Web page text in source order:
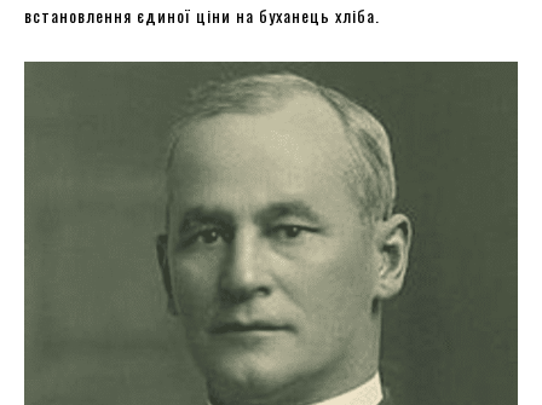
встановлення єдиної ціни на буханець хліба.